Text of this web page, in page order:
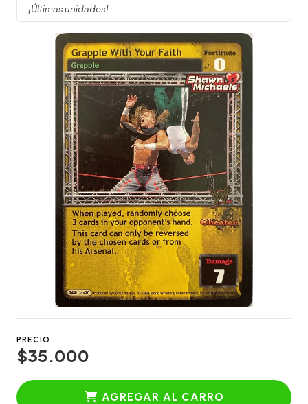
¡Últimas unidades!
PRECIO
$35.000
AGREGAR AL CARRO